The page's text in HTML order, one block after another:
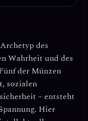
des
Wahrheit und des
der Münzen
sozialen
– entsteht
Hier